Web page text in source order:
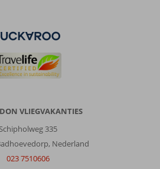
VLIEGVAKANTIES
Schipholweg 335
Nederland
023 7510606